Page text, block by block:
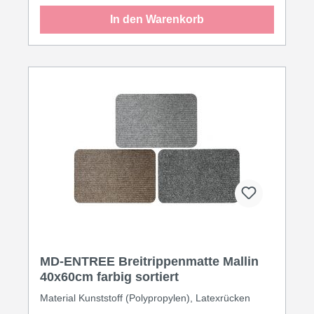
In den Warenkorb
MD-ENTREE Breitrippenmatte Mallin
40x60cm farbig sortiert
Material Kunststoff (Polypropylen), Latexrücken